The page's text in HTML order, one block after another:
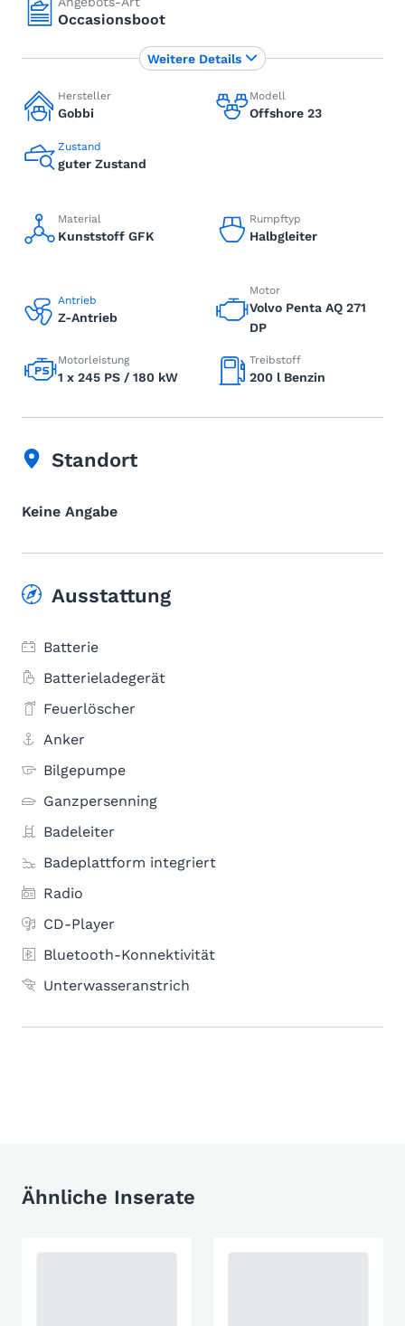
Occasionsboot
Hersteller
Gobbi
Modell
Offshore 23
Zustand
guter Zustand
Material
Kunststoff GFK
Rumpftyp
Halbgleiter
Antrieb
Z-Antrieb
Motor
Volvo Penta AQ 271
DP
Motorleistung
1 x 245 PS / 180 kW
Treibstoff
200 l Benzin
Weitere Details
Standort
Keine Angabe
Ausstattung
Batterie
Batterieladegerät
Feuerlöscher
Anker
Bilgepumpe
Ganzpersenning
Badeleiter
Badeplattform integriert
Radio
CD-Player
Bluetooth-Konnektivität
Unterwasseranstrich
Ähnliche Inserate